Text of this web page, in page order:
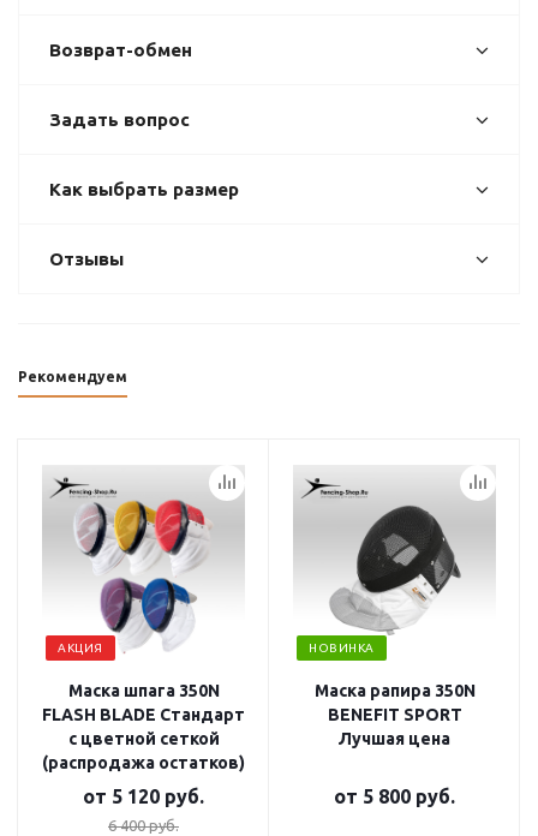
Возврат-обмен
Задать вопрос
Как выбрать размер
Отзывы
Рекомендуем
АКЦИЯ
Маска шпага 350N
FLASH BLADE Стандарт
с цветной сеткой
(распродажа остатков)
от 5 120 руб.
6 400 руб.
НОВИНКА
Маска рапира 350N
BENEFIT SPORT
Лучшая цена
от 5 800 руб.